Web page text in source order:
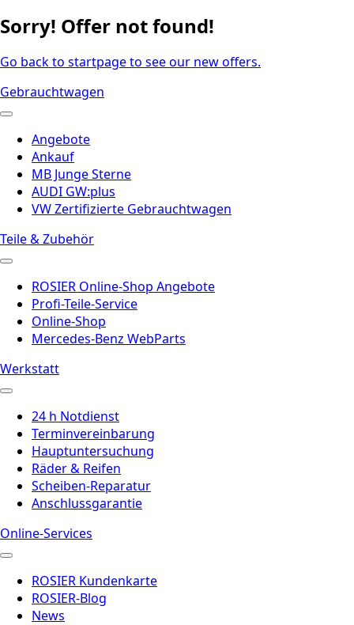
Sorry! Offer not found!
Go back to startpage to see our new offers.
Gebrauchtwagen
Angebote
Ankauf
MB Junge Sterne
AUDI GW:plus
VW Zertifizierte Gebrauchtwagen
Teile & Zubehör
ROSIER Online-Shop Angebote
Profi-Teile-Service
Online-Shop
Mercedes-Benz WebParts
Werkstatt
24 h Notdienst
Terminvereinbarung
Hauptuntersuchung
Räder & Reifen
Scheiben-Reparatur
Anschlussgarantie
Online-Services
ROSIER Kundenkarte
ROSIER-Blog
News